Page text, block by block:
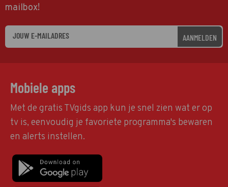
mailbox!
AANMELDEN
Mobiele apps
Met de gratis TVgids app kun je snel zien wat er op
tv is, eenvoudig je favoriete programma's bewaren
en alerts instellen.